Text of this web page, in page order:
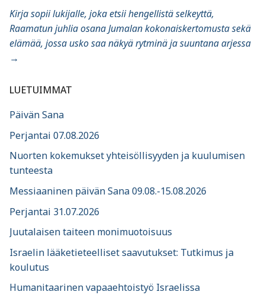
Kirja sopii lukijalle, joka etsii hengellistä selkeyttä,
Raamatun juhlia osana Jumalan kokonaiskertomusta sekä
elämää, jossa usko saa näkyä rytminä ja suuntana arjessa
→
LUETUIMMAT
Päivän Sana
Perjantai 07.08.2026
Nuorten kokemukset yhteisöllisyyden ja kuulumisen
tunteesta
Messiaaninen päivän Sana 09.08.-15.08.2026
Perjantai 31.07.2026
Juutalaisen taiteen monimuotoisuus
Israelin lääketieteelliset saavutukset: Tutkimus ja
koulutus
Humanitaarinen vapaaehtoistyö Israelissa